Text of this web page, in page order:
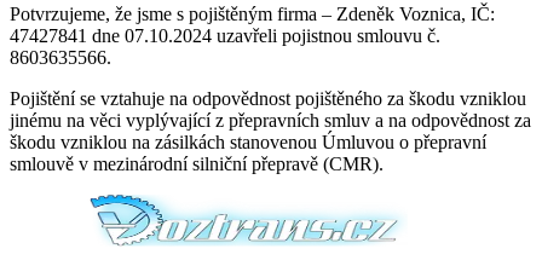
Potvrzujeme, že jsme s pojištěným firma – Zdeněk Voznica, IČ:
47427841 dne 07.10.2024 uzavřeli pojistnou smlouvu č.
8603635566.
Pojištění se vztahuje na odpovědnost pojištěného za škodu vzniklou
jinému na věci vyplývající z přepravních smluv a na odpovědnost za
škodu vzniklou na zásilkách stanovenou Úmluvou o přepravní
smlouvě v mezinárodní silniční přepravě (CMR).